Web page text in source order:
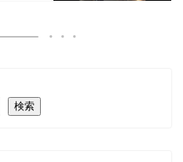
検索